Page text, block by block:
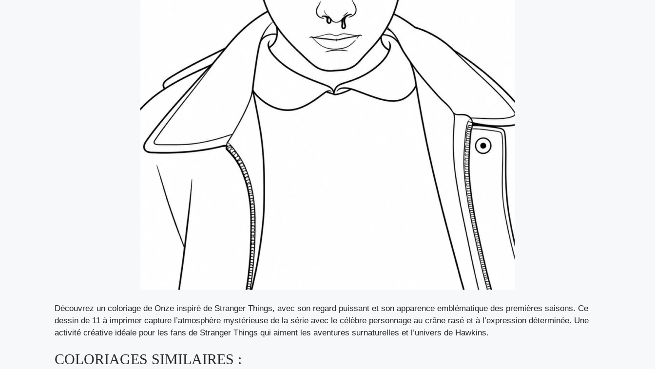
Découvrez un coloriage de Onze inspiré de Stranger Things, avec son regard puissant et son apparence emblématique des premières saisons. Ce
dessin de 11 à imprimer capture l’atmosphère mystérieuse de la série avec le célèbre personnage au crâne rasé et à l’expression déterminée. Une
activité créative idéale pour les fans de Stranger Things qui aiment les aventures surnaturelles et l’univers de Hawkins.
COLORIAGES SIMILAIRES :